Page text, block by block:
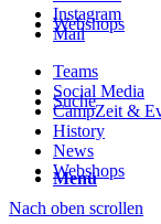
Webshops
Suche
Menü
Instagram
Mail
Teams
Social Media
CampZeit &
History
News
Webshops
Nach oben scrollen